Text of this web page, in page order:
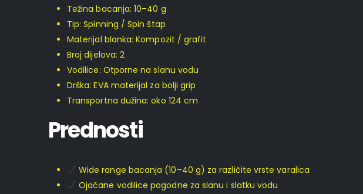
Težina bacanja: 10–40 g
Tip: Spinning / Spin štap
Materijal blanka: Kompozit / grafit
Broj dijelova: 2
Vodilice: Otporne na slanu vodu
Drška: EVA materijal za bolji grip
Transportna dužina: oko 124 cm
Prednosti
Wide range bacanja (10–40 g) za različite vrste varalica
Ojačane vodilice pogodne za slanu i slatku vodu